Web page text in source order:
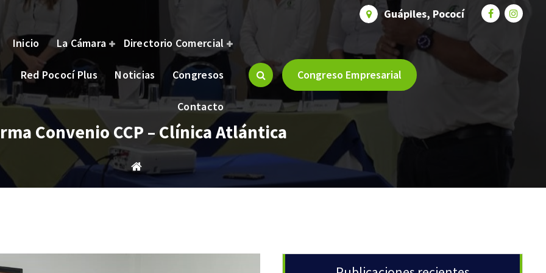
Guápiles, Pococí
brindar bienestar y oportunidades a nuestros asociados.
Inicio La Cámara Directorio Comercial
Red Pococí Plus Noticias Congresos
Contacto
Congreso Empresarial
Convenio CCP – Clínica Atlántica